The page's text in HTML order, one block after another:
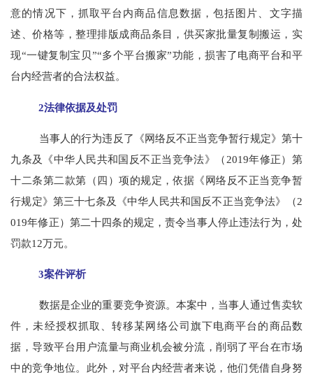
意的情况下，抓取平台内商品信息数据，包括图片、文字描
述、价格等，整理排版成商品条目，供买家批量复制搬运，实
现“一键复制宝贝”“多个平台搬家”功能，损害了电商平台和平
台内经营者的合法权益。
2法律依据及处罚
当事人的行为违反了《网络反不正当竞争暂行规定》第十
九条及《中华人民共和国反不正当竞争法》（2019年修正）第
十二条第二款第（四）项的规定，依据《网络反不正当竞争暂
行规定》第三十七条及《中华人民共和国反不正当竞争法》（2
019年修正）第二十四条的规定，责令当事人停止违法行为，处
罚款12万元。
3案件评析
数据是企业的重要竞争资源。本案中，当事人通过售卖软
件，未经授权抓取、转移某网络公司旗下电商平台的商品数
据，导致平台用户流量与商业机会被分流，削弱了平台在市场
中的竞争地位。此外，对平台内经营者来说，他们凭借自身努